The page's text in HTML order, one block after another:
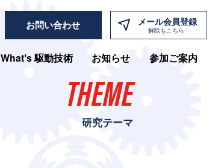
Whatʼs 駆動技術 お知らせ 参加ご案内
お問い合わせ メール会員登録
解除もこちら
THEME
研究テーマ